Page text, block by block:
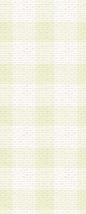
れる氏名・住所
情報を当社が別
り扱うものとし
定める目的に利
で個人情報を利
用するものとし
調査サンプル品
い合わせなどへ
とのできる情報
に開示すること
者に開示または